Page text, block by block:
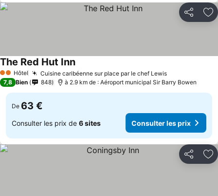
Partager
2 Étoiles
Hôtel Cuisine caribéenne sur place par le chef Lewis
The Red Hut Inn
7,8 Bien 848 à 2.9 km de : Aéroport municipal Sir Barry Bowen
De 63 €
Consulter les prix de 6 sites Consulter les prix
Partager